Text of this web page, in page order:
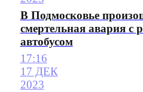
В Подмосковье
смертельная авария с
автобусом
17:16
17 ДЕК
2023